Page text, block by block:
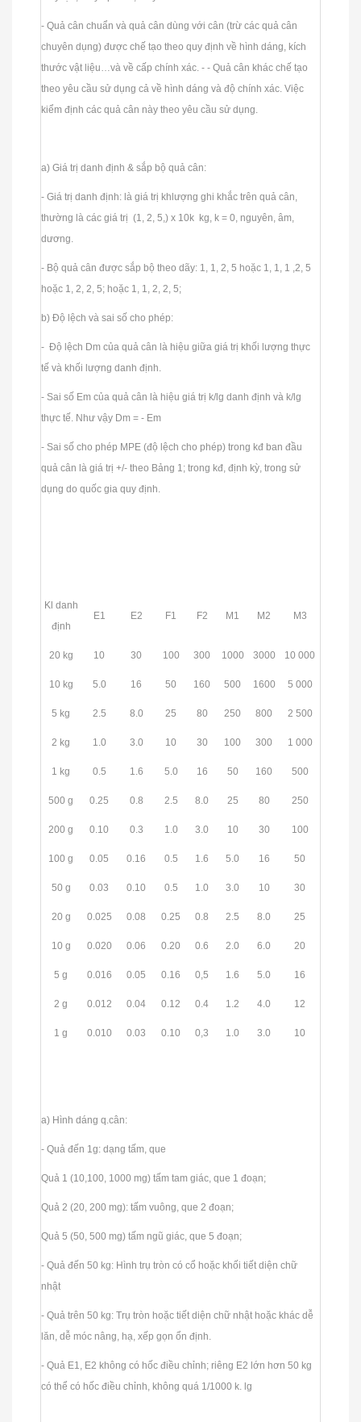
- Quả cân chuẩn và quả cân dùng với cân (trừ các quả cân
chuyên dụng) được chế tạo theo quy định về hình dáng, kích
thước vật liệu…và về cấp chính xác. - - Quả cân khác chế tạo
theo yêu cầu sử dụng cả về hình dáng và độ chính xác. Việc
kiểm định các quả cân này theo yêu cầu sử dụng.
a) Giá trị danh định & sắp bộ quả cân:
- Giá trị danh định: là giá trị khlượng ghi khắc trên quả cân,
thường là các giá trị (1, 2, 5,) x 10k kg, k = 0, nguyên, âm,
dương.
- Bộ quả cân được sắp bộ theo dãy: 1, 1, 2, 5 hoặc 1, 1, 1 ,2, 5
hoặc 1, 2, 2, 5; hoặc 1, 1, 2, 2, 5;
b) Độ lệch và sai số cho phép:
- Độ lệch Dm của quả cân là hiệu giữa giá trị khối lượng thực
tế và khối lượng danh định.
- Sai số Em của quả cân là hiệu giá trị k/lg danh định và k/lg
thực tế. Như vậy Dm = - Em
- Sai số cho phép MPE (độ lệch cho phép) trong kđ ban đầu
quả cân là giá trị +/- theo Bảng 1; trong kđ, định kỳ, trong sử
dụng do quốc gia quy định.
Kl danh
định
E1 E2 F1 F2 M1 M2 M3
20 kg 10 30 100 300 1000 3000 10 000
10 kg 5.0 16 50 160 500 1600 5 000
5 kg 2.5 8.0 25 80 250 800 2 500
2 kg 1.0 3.0 10 30 100 300 1 000
1 kg 0.5 1.6 5.0 16 50 160 500
500 g 0.25 0.8 2.5 8.0 25 80 250
200 g 0.10 0.3 1.0 3.0 10 30 100
100 g 0.05 0.16 0.5 1.6 5.0 16 50
50 g 0.03 0.10 0.5 1.0 3.0 10 30
20 g 0.025 0.08 0.25 0.8 2.5 8.0 25
10 g 0.020 0.06 0.20 0.6 2.0 6.0 20
5 g 0.016 0.05 0.16 0,5 1.6 5.0 16
2 g 0.012 0.04 0.12 0.4 1.2 4.0 12
1 g 0.010 0.03 0.10 0,3 1.0 3.0 10
a) Hình dáng q.cân:
- Quả đến 1g: dạng tấm, que
Quả 1 (10,100, 1000 mg) tấm tam giác, que 1 đoạn;
Quả 2 (20, 200 mg): tấm vuông, que 2 đoạn;
Quả 5 (50, 500 mg) tấm ngũ giác, que 5 đoạn;
- Quả đến 50 kg: Hình trụ tròn có cổ hoặc khối tiết diện chữ
nhật
- Quả trên 50 kg: Trụ tròn hoặc tiết diện chữ nhật hoặc khác dễ
lăn, dễ móc nâng, hạ, xếp gọn ổn định.
- Quả E1, E2 không có hốc điều chỉnh; riêng E2 lớn hơn 50 kg
có thể có hốc điều chỉnh, không quá 1/1000 k. lg